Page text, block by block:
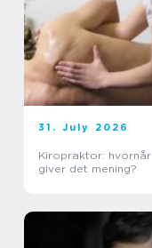
31. July 2026
Kiropraktor: hvornår
giver det mening?